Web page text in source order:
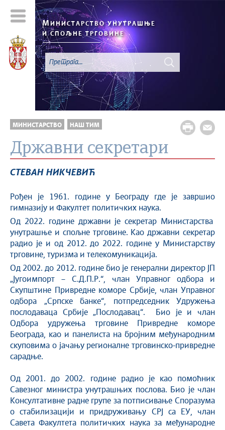
М ИНИСТАРСТВО УНУТРАШЊЕ
И СПОЉНЕ ТРГОВИНЕ
МИНИСТАРСТВО НАШ ТИМ
Државни секретари
СТЕВАН НИКЧЕВИЋ
Рођен је 1961. године у Београду где је завршио
гимназију и Факултет политичких наука.
Од 2022. године државни је секретар Министарства
унутрашње и спољне трговине. Као државни секретар
радио је и од 2012. до 2022. године у Министарству
трговине, туризма и телекомуникација.
Од 2002. до 2012. године био је генерални директор ЈП
„Југоимпорт – С.Д.П.Р.“, члан Управног одбора и
Скупштине Привредне коморе Србије, члан Управног
одбора „Српске банке“, потпредседник Удружења
послодаваца Србије „Послодавац“. Био је и члан
Одбора удружења трговине Привредне коморе
Београда, као и панелиста на бројним међународним
скуповима о јачању регионалне трговинско-привредне
сарадње.
Од 2001. до 2002. године радио је као помоћник
Савезног министра унутрашњих послова. Био је члан
Консултативне радне групе за потписивање Споразума
о стабилизацији и придруживању СРЈ са ЕУ, члан
Савета Факултета политичких наука за међународне